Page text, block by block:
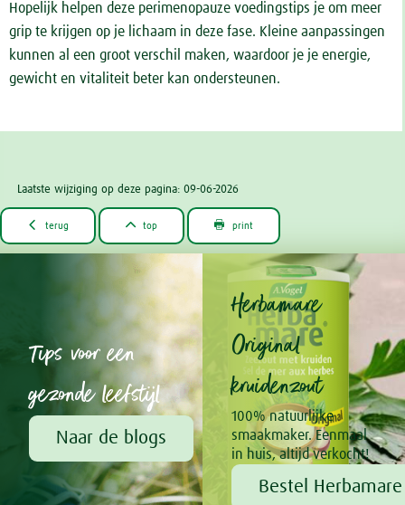
Hopelijk helpen deze perimenopauze voedingstips je om meer
grip te krijgen op je lichaam in deze fase. Kleine aanpassingen
kunnen al een groot verschil maken, waardoor je je energie,
gewicht en vitaliteit beter kan ondersteunen.
Laatste wijziging op deze pagina: 09-06-2026
 terug  top  print
Tips voor een
gezonde leefstijl
Naar de blogs
Herbamare
Original
kruidenzout
100% natuurlijke
smaakmaker. Eenmaal
in huis, altijd verkocht!
Bestel